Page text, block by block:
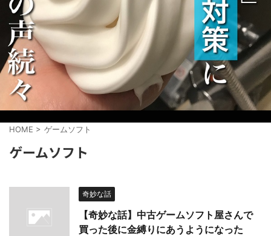
HOME > ゲームソフト
ゲームソフト
奇妙な話
【奇妙な話】中古ゲームソフト屋さんで
買った後に金縛りにあうようになった